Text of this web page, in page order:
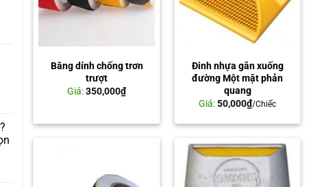
Băng dính chống trơn
trượt
Giá:350,000₫
Đinh nhựa gắn xuống
đường Một mặt phản
quang
Giá:50,000₫/Chiếc